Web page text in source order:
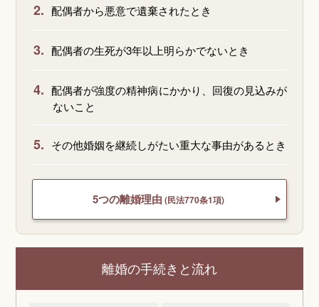
2. 配偶者から悪意で遺棄されたとき
3. 配偶者の生死が3年以上明らかでないとき
4. 配偶者が強度の精神病にかかり、回復の見込みが
ないこと
5. その他婚姻を継続しがたい重大な事由があるとき
5つの離婚理由 (民法770条1項)
離婚の手続きと流れ